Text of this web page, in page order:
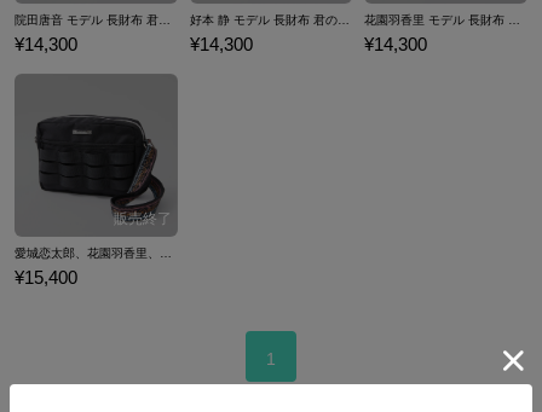
院田唐音 モデル 長財布 君のことが大大大大大好きな100人の彼女
¥14,300
好本 静 モデル 長財布 君のことが大大大大大好きな100人の彼女
¥14,300
花園羽香里 モデル 長財布 君のことが大大大大大好きな100人の彼女
¥14,300
¥15,400
1